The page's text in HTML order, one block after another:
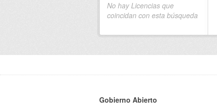
No hay Licencias que
coincidan con esta búsqueda
Gobierno Abierto